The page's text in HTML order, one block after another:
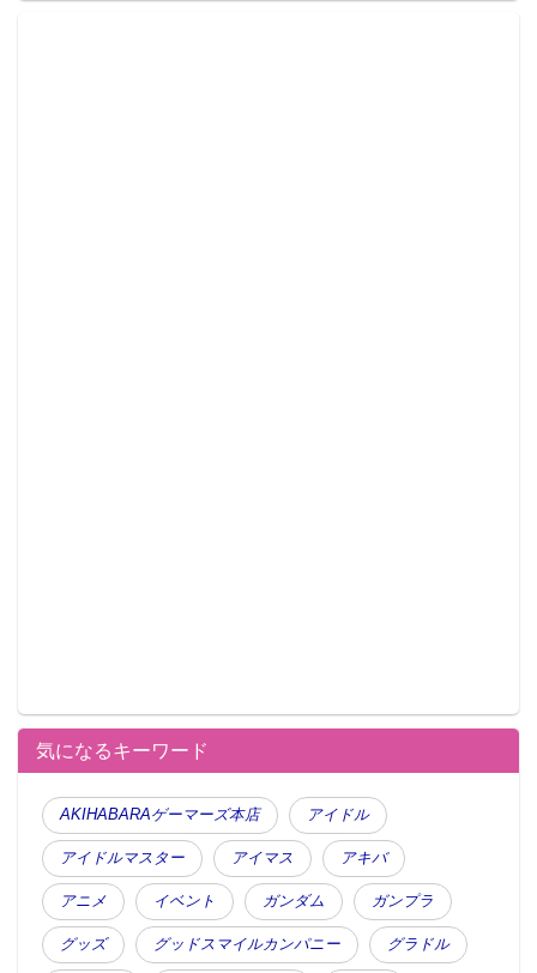
気になるキーワード
AKIHABARAゲーマーズ本店 アイドル
アイドルマスター アイマス アキバ
アニメ イベント ガンダム ガンプラ
グッズ グッドスマイルカンパニー グラドル